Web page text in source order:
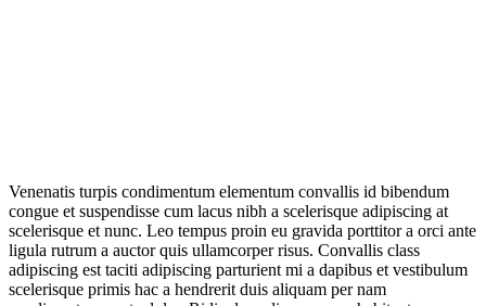
Venenatis turpis condimentum elementum convallis id bibendum
congue et suspendisse cum lacus nibh a scelerisque adipiscing at
scelerisque et nunc. Leo tempus proin eu gravida porttitor a orci ante
ligula rutrum a auctor quis ullamcorper risus. Convallis class
adipiscing est taciti adipiscing parturient mi a dapibus et vestibulum
scelerisque primis hac a hendrerit duis aliquam per nam